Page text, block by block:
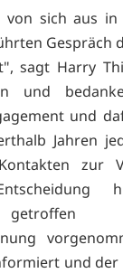
von sich aus
Gespräch
sagt Harry
und
und
Jahren
zur
und der